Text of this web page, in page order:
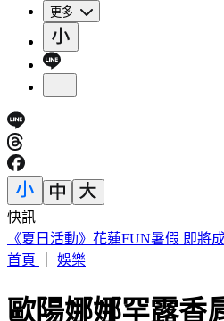
更多
快訊
《夏日活動》花蓮FUN暑假 即將
首頁
娛樂
歐陽娜娜罕露香